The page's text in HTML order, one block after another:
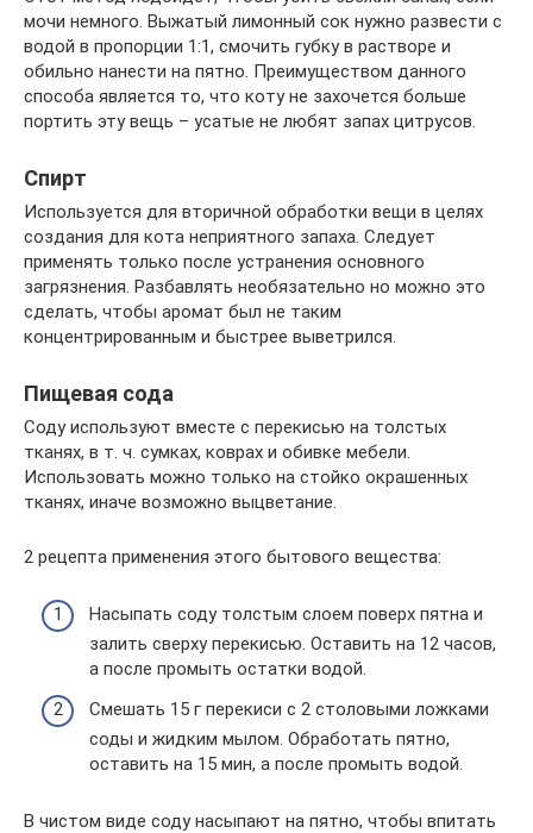
мочи немного. Выжатый лимонный сок нужно развести с
водой в пропорции 1:1, смочить губку в растворе и
обильно нанести на пятно. Преимуществом данного
способа является то, что коту не захочется больше
портить эту вещь – усатые не любят запах цитрусов.
Спирт
Используется для вторичной обработки вещи в целях
создания для кота неприятного запаха. Следует
применять только после устранения основного
загрязнения. Разбавлять необязательно но можно это
сделать, чтобы аромат был не таким
концентрированным и быстрее выветрился.
Пищевая сода
Соду используют вместе с перекисью на толстых
тканях, в т. ч. сумках, коврах и обивке мебели.
Использовать можно только на стойко окрашенных
тканях, иначе возможно выцветание.
2 рецепта применения этого бытового вещества:
Насыпать соду толстым слоем поверх пятна и
залить сверху перекисью. Оставить на 12 часов,
а после промыть остатки водой.
Смешать 15 г перекиси с 2 столовыми ложками
соды и жидким мылом. Обработать пятно,
оставить на 15 мин, а после промыть водой.
В чистом виде соду насыпают на пятно, чтобы впитать